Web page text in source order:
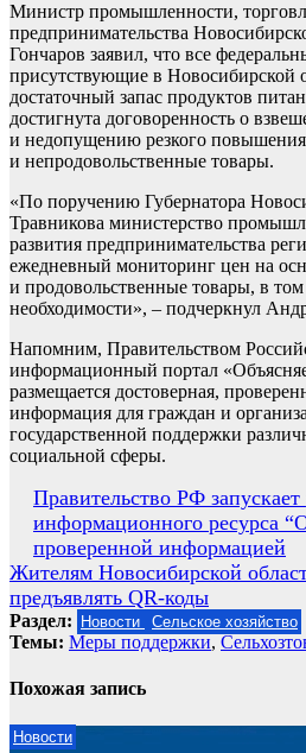
Министр промышленности,
предпринимательства
Гончаров заявил, что все
присутствующие в Новосибирской
достаточный запас продуктов
достигнута договоренность о
и недопущению резкого
и непродовольственные товары.
«По поручению Губернатора
Травникова министерство
развития предпринимательства
ежедневный мониторинг цен на
и продовольственные товары, в
необходимости», – подчеркнул
Напомним, Правительством
информационный портал
размещается достоверная,
информация для граждан и
государственной поддержки
социальной сферы.
Навигация
по
записям
Правительство РФ запускает
информационного ресурса
проверенной информацией
Жителям Новосибирской
предъявлять QR-коды
Раздел: Новости Сельское хозяйство
Темы: Меры поддержки,
Похожая запись
Новости